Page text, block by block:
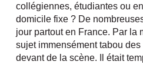
collégiennes, étudiantes ou
domicile fixe ? De
jour partout en France. Par la
sujet immensément tabou
devant de la scène. Il était